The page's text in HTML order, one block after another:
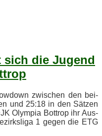
sich die Ju­gend
zwi­schen den bei­
und 25:18 in den Sät­zen
Olym­pia Bot­trop ihr Aus­
1 ge­gen die ETG